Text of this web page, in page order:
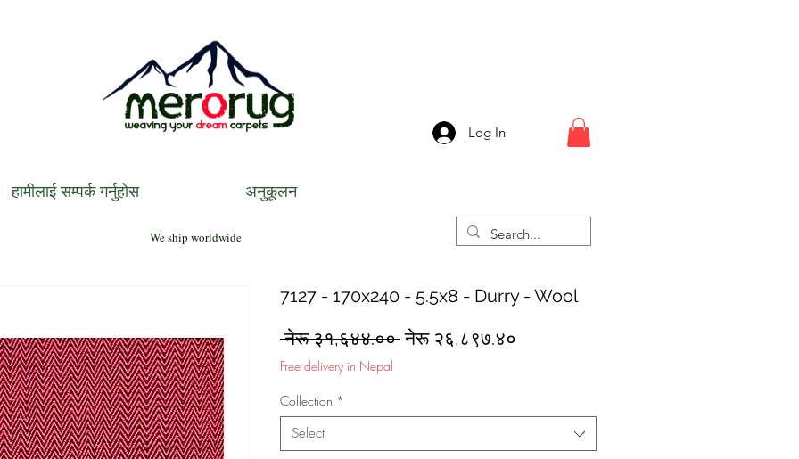
Log In
हामीलाई सम्पर्क गर्नुहोस अनुकूलन
We ship worldwide
7127 - 170x240 - 5.5x8 - Durry - Wool
नेरू ३१,६४४.०० Regular
नेरू २६,८९७.४०
Free delivery in Nepal
Collection *
Select